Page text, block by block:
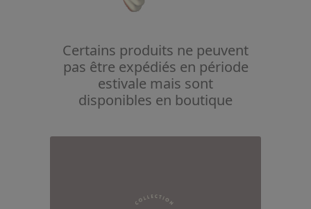
Certains produits ne peuvent
pas être expédiés en période
estivale mais sont
disponibles en boutique